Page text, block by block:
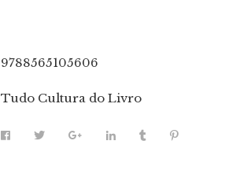
9788565105606
Tudo Cultura do Livro